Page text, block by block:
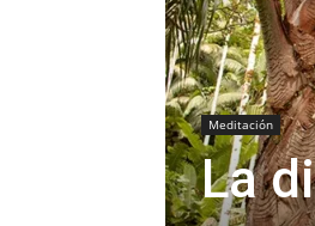
Meditación
La